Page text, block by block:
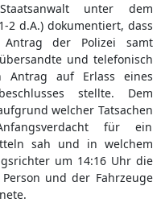
unter dem
2 d.A.) dokumentiert, dass
der Polizei samt
und telefonisch
Antrag auf Erlass eines
stellte. Dem
welcher Tatsachen
für ein
sah und in welchem
um 14:16 Uhr die
und der Fahrzeuge